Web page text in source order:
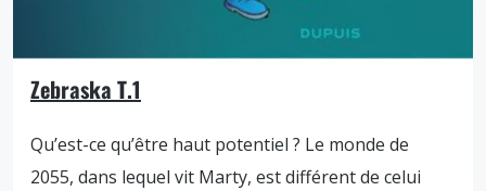
Zebraska T.1
Qu’est-ce qu’être haut potentiel ? Le monde de
2055, dans lequel vit Marty, est différent de celui